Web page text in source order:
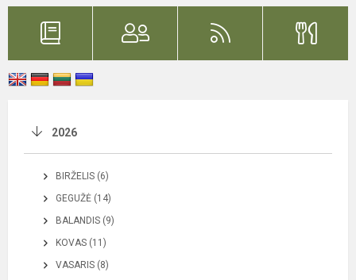
2026
BIRŽELIS (6)
GEGUŽĖ (14)
BALANDIS (9)
KOVAS (11)
VASARIS (8)